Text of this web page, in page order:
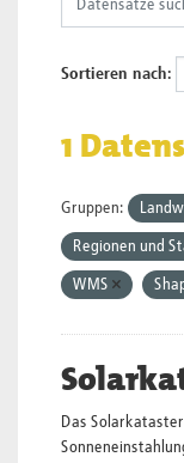
Sortieren nach
1
Gruppen:
Regionen und
WMS
Das